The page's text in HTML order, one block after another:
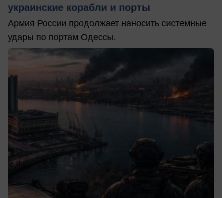
украинские корабли и порты
Армия России продолжает наносить системные
удары по портам Одессы.